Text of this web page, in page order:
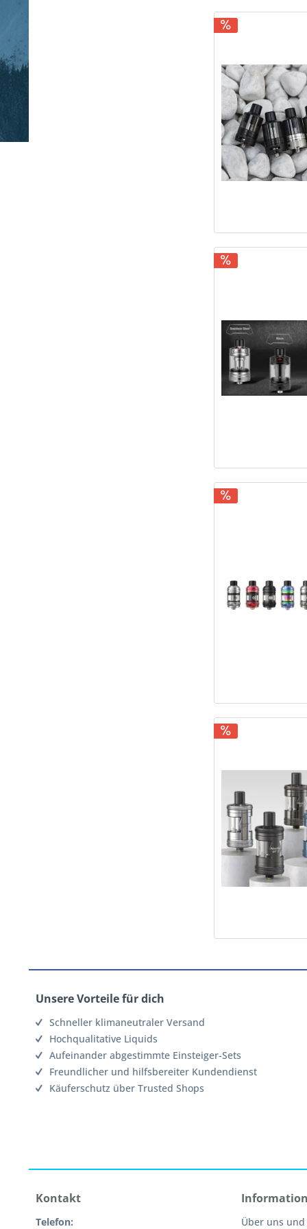
Unsere Vorteile für dich
Schneller klimaneutraler Versand
Hochqualitative Liquids
Aufeinander abgestimmte Einsteiger-Sets
Freundlicher und hilfsbereiter Kundendienst
Käuferschutz über Trusted Shops
Kontakt
Telefon: Über uns